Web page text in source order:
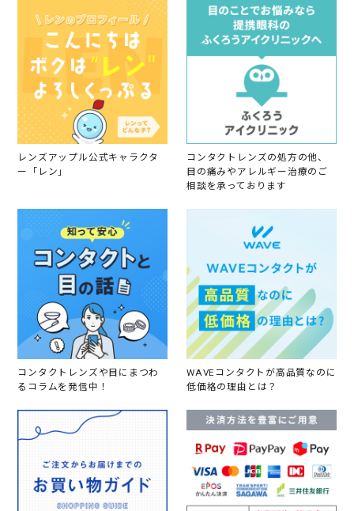
レンズアップル公式キャラクタ
ー「レン」
コンタクトレンズの処方の他、
目の痛みやアレルギー治療のご
相談を承っております
コンタクトレンズや目にまつわ
るコラムを発信中！
WAVEコンタクトが高品質なのに
低価格の理由とは？